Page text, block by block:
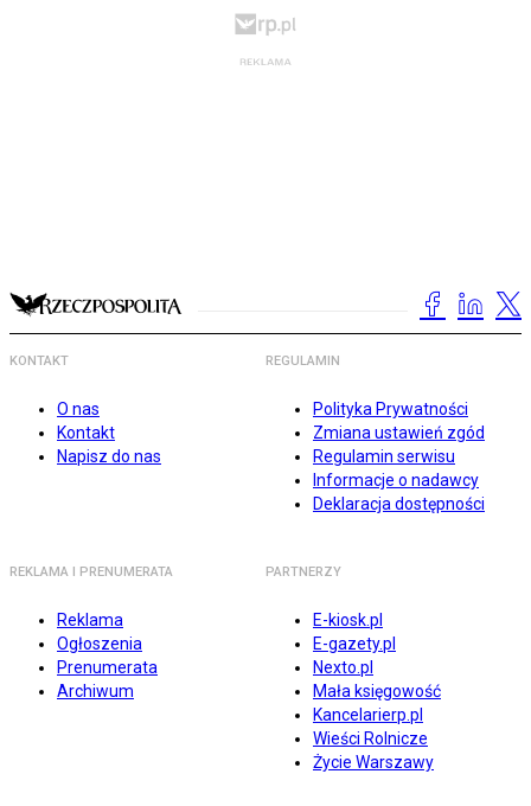
KONTAKT
O nas
Kontakt
Napisz do nas
REGULAMIN
Polityka Prywatności
Zmiana ustawień zgód
Regulamin serwisu
Informacje o nadawcy
Deklaracja dostępności
REKLAMA I PRENUMERATA
Reklama
Ogłoszenia
Prenumerata
Archiwum
PARTNERZY
E-kiosk.pl
E-gazety.pl
Nexto.pl
Mała księgowość
Kancelarierp.pl
Wieści Rolnicze
Życie Warszawy